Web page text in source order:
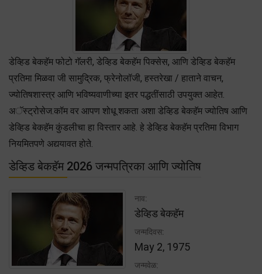
डेव्हिड बेकहॅम फोटो गॅलरी, डेव्हिड बेकहॅम पिक्सेस, आणि डेव्हिड बेकहॅम
प्रतिमा मिळवा जी सामुद्रिक, फ्रेनोलॉजी, हस्तरेखा / हाताने वाचन,
ज्योतिषशास्त्र आणि भविष्यवाणीच्या इतर पद्धतींसाठी उपयुक्त आहेत.
अॅस्ट्रोसेज.कॉम वर आपण शोधू शकता अशा डेव्हिड बेकहॅम ज्योतिष आणि
डेव्हिड बेकहॅम कुंडलीचा हा विस्तार आहे. हे डेव्हिड बेकहॅम प्रतिमा विभाग
नियमितपणे अद्ययावत होते.
डेव्हिड बेकहॅम 2026 जन्मपत्रिका आणि ज्योतिष
नाव:
डेव्हिड बेकहॅम
जन्मदिवस:
May 2, 1975
जन्मवेळ: